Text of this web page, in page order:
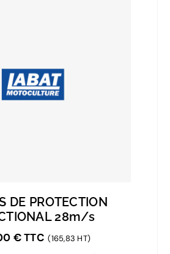
DE PROTECTION
28m/s
€TTC (165,83 HT)